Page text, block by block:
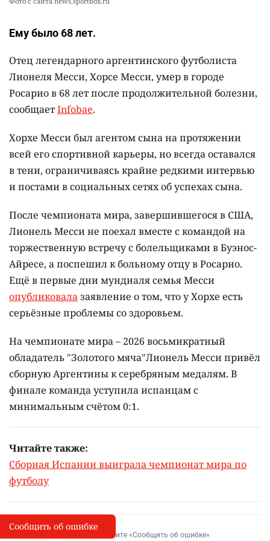
Ему было 68 лет.
Отец легендарного аргентинского футболиста
Лионеля Месси, Хорсе Месси, умер в городе
Росарио в 68 лет после продолжительной болезни,
сообщаетInfobae.
Хорхе Месси был агентом сына на протяжении
всей его спортивной карьеры, но всегда оставался
в тени, ограничиваясь крайне редкими интервью
и постами в социальных сетях об успехах сына.
После чемпионата мира, завершившегося в США,
Лионель Месси не поехал вместе с командой на
торжественную встречу с болельщиками в Буэнос-
Айресе, а поспешил к больному отцу в Росарио.
Ещё в первые дни мундиаля семья Месси
опубликовалазаявление о том, что у Хорхе есть
серьёзные проблемы со здоровьем.
На чемпионате мира – 2026 восьмикратный
обладатель "Золотого мяча"Лионель Месси привёл
сборную Аргентины к серебряным медалям. В
финале команда уступила испанцам с
минимальным счётом 0:1.
Читайте также:
Сборная Испании выиграла чемпионат мира по
футболу
I
Сообщить об опечатке
Выделите фрагмент и нажмите «Сообщить об ошибке»
Сообщить об ошибке